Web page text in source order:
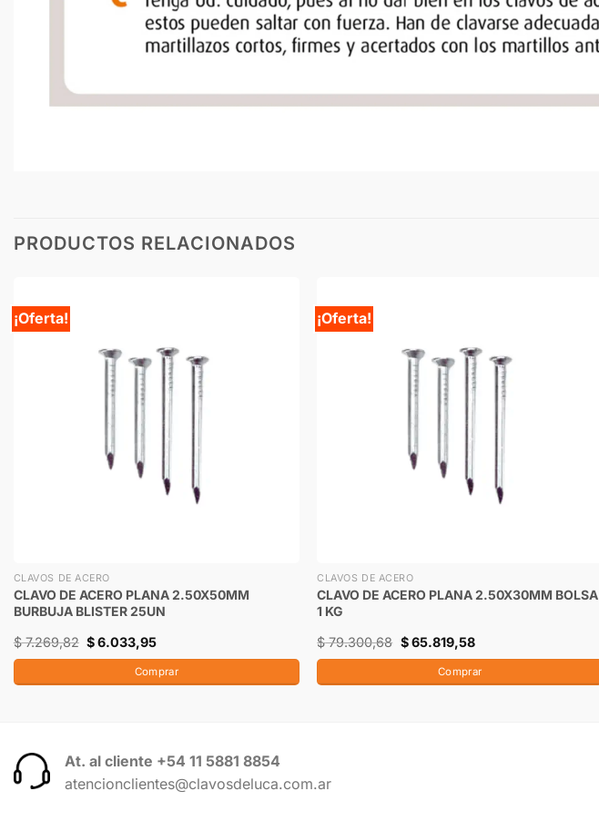
PRODUCTOS RELACIONADOS
¡Oferta!
CLAVOS DE ACERO
CLAVO DE ACERO PLANA 2.50X50MM
BURBUJA BLISTER 25UN
$7.269,82 $6.033,95
Comprar
¡Oferta!
CLAVOS DE ACERO
CLAVO DE ACERO PLANA 2.50X30MM BOLSA
1 KG
$79.300,68 $65.819,58
Comprar
At. al cliente +54 11 5881 8854
atencionclientes@clavosdeluca.com.ar